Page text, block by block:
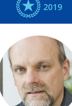
2019